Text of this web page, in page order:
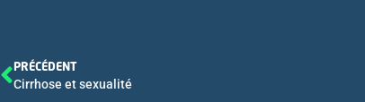
PRÉCÉDENT
Cirrhose et sexualité